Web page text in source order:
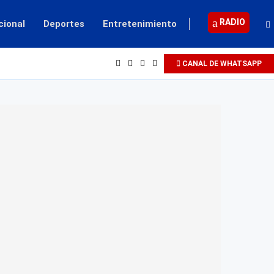
Deportes Entretenimiento RADIO
CANAL DE WHATSAPP